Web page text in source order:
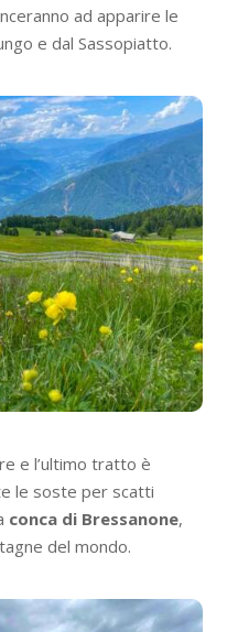
ad apparire le
e dal Sassopiatto.
e l’ultimo tratto è
le soste per scatti
conca di Bressanone,
del mondo.